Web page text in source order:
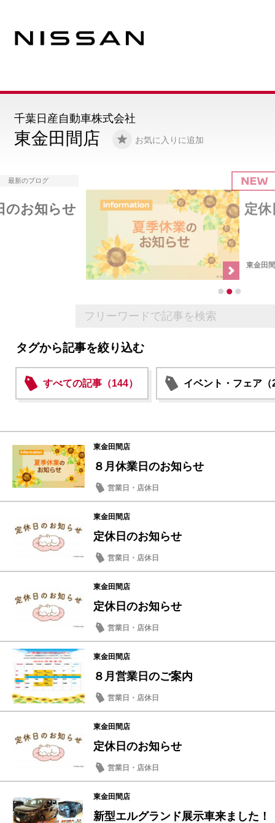
東金田間店 お気に入りに追加
千葉日産自動車株式会社
定休日のお知らせ
東金田間店
タグから記事を絞り込む
すべての記事（144） イベント・フェア（
東金田間店
８月休業日のお知らせ
営業日・店休日
東金田間店
定休日のお知らせ
営業日・店休日
東金田間店
定休日のお知らせ
営業日・店休日
東金田間店
８月営業日のご案内
営業日・店休日
東金田間店
定休日のお知らせ
営業日・店休日
東金田間店
新型エルグランド展示車来ました！